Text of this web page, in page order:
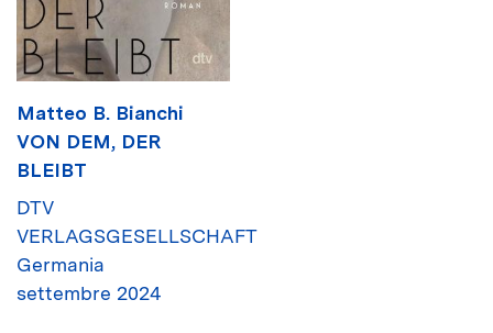
Matteo B. Bianchi
VON DEM, DER
BLEIBT
DTV
VERLAGSGESELLSCHAFT
Germania
settembre 2024